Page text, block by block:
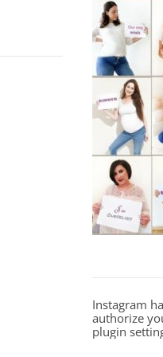
Instagram
authorize
plugin